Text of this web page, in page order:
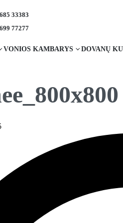
33383
77277
VONIOS KAMBARYS DOVANŲ